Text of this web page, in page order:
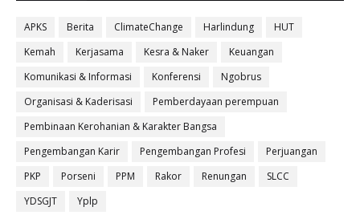
APKS Berita ClimateChange Harlindung
HUT
Kemah
Kerjasama Kesra & Naker
Keuangan
Komunikasi & Informasi
Konferensi
Ngobrus
Organisasi & Kaderisasi
Pemberdayaan perempuan
Pembinaan Kerohanian & Karakter Bangsa
Pengembangan Karir
Pengembangan Profesi
Perjuangan
PKP
Porseni PPM Rakor Renungan
SLCC
YDSGJT
Yplp